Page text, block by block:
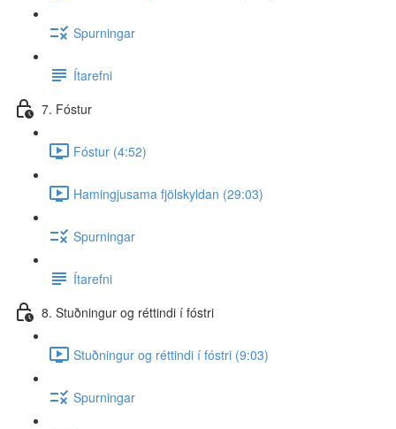
Spurningar
Ítarefni
7. Fóstur
Fóstur (4:52)
Hamingjusama fjölskyldan (29:03)
Spurningar
Ítarefni
8. Stuðningur og réttindi í fóstri
Stuðningur og réttindi í fóstri (9:03)
Spurningar